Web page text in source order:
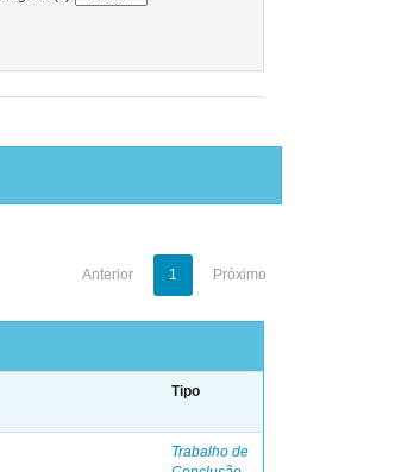
Anterior 1 Próximo
Tipo
Trabalho de